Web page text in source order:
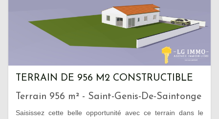
TERRAIN DE 956 M2 CONSTRUCTIBLE
Terrain 956 m² - Saint-Genis-De-Saintonge
Saisissez cette belle opportunité avec ce terrain dans le